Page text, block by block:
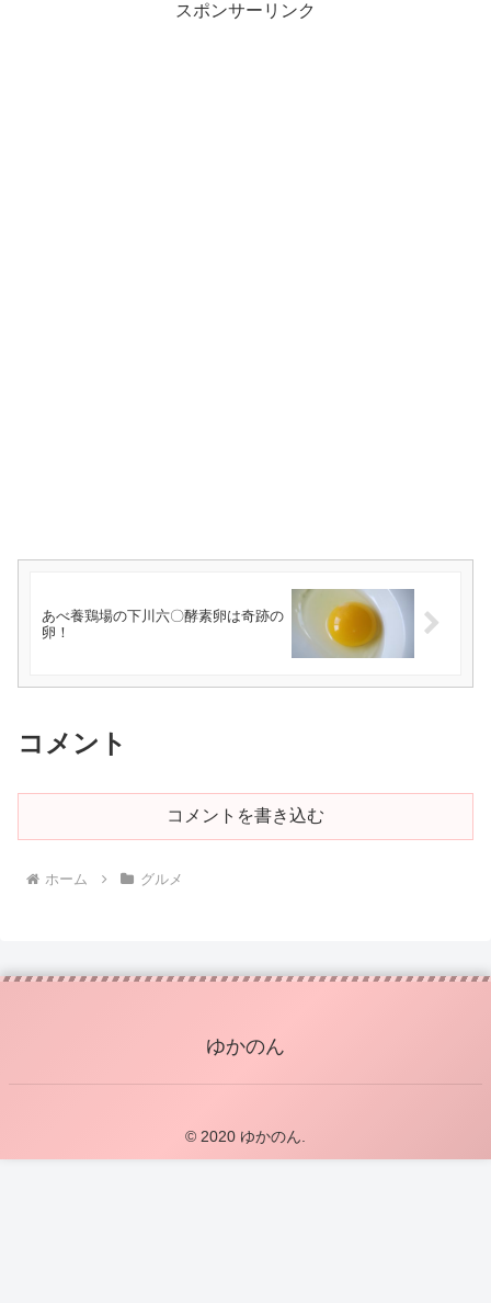
スポンサーリンク
あべ養鶏場の下川六〇酵素卵は奇跡の
卵！
コメント
コメントを書き込む
ホーム グルメ
ゆかのん
© 2020 ゆかのん.